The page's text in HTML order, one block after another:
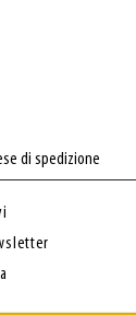
di spedizione